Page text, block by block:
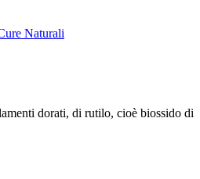
Naturali
dorati, di rutilo, cioè biossido di